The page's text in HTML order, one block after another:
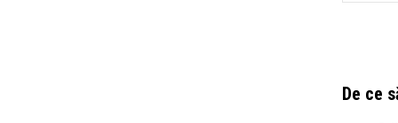
De ce